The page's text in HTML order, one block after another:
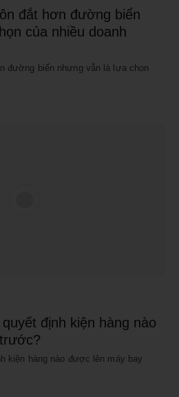
đắt hơn đường biển
của nhiều doanh
đường biển nhưng vẫn là lựa chọn
định kiện hàng nào
kiện hàng nào được lên máy bay